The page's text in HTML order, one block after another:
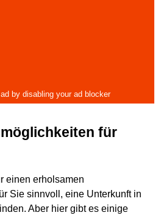
für
einen erholsamen
Sie sinnvoll, eine Unterkunft in
Aber hier gibt es einige